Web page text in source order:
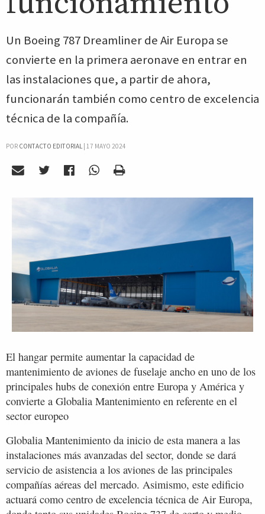
Un Boeing 787 Dreamliner de Air Europa se
convierte en la primera aeronave en entrar en
las instalaciones que, a partir de ahora,
funcionarán también como centro de excelencia
técnica de la compañía.
POR CONTACTO EDITORIAL | 17 MAYO 2024
El hangar permite aumentar la capacidad de
mantenimiento de aviones de fuselaje ancho en uno de los
principales hubs de conexión entre Europa y América y
convierte a Globalia Mantenimiento en referente en el
sector europeo
Globalia Mantenimiento da inicio de esta manera a las
instalaciones más avanzadas del sector, donde se dará
servicio de asistencia a los aviones de las principales
compañías aéreas del mercado. Asimismo, este edificio
actuará como centro de excelencia técnica de Air Europa,